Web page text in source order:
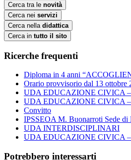
Cerca tra le novità
Cerca nei servizi
Cerca nella didattica
Cerca in tutto il sito
Ricerche frequenti
Diploma in 4 anni
Orario provvisorio dal 13 ottobre
UDA EDUCAZIONE CIVICA
UDA EDUCAZIONE CIVICA
Convitto
IPSSEOA M. Buonarroti Sede di
UDA INTERDISCIPLINARI
UDA EDUCAZIONE CIVICA
Potrebbero interessarti